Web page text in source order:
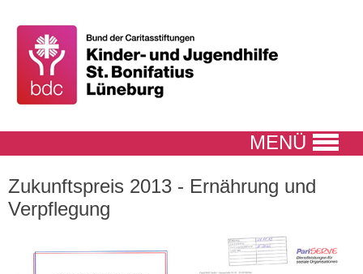
MENÜ
Zukunftspreis 2013 - Ernährung und
Verpflegung